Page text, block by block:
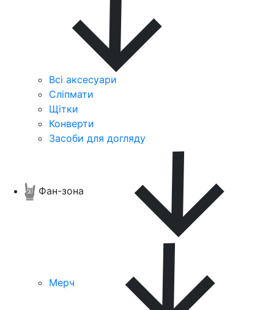
Всі аксесуари
Сліпмати
Щітки
Конверти
Засоби для догляду
Фан-зона
Мерч